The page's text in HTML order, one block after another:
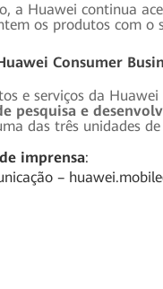
a Huawei continua
os produtos com o
Consumer
e serviços da
pesquisa e
das três unidades
imprensa:
–